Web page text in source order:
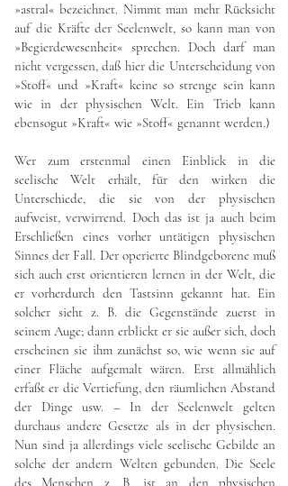
»astral« bezeichnet. Nimmt man mehr Rücksicht
auf die Kräfte der Seelenwelt, so kann man von
»Begierdewesenheit« sprechen. Doch darf man
nicht vergessen, daß hier die Unterscheidung von
»Stoff« und »Kraft« keine so strenge sein kann
wie in der physischen Welt. Ein Trieb kann
ebensogut »Kraft« wie »Stoff« genannt werden.)
Wer zum erstenmal einen Einblick in die
seelische Welt erhält, für den wirken die
Unterschiede, die sie von der physischen
aufweist, verwirrend. Doch das ist ja auch beim
Erschließen eines vorher untätigen physischen
Sinnes der Fall. Der operierte Blindgeborene muß
sich auch erst orientieren lernen in der Welt, die
er vorherdurch den Tastsinn gekannt hat. Ein
solcher sieht z. B. die Gegenstände zuerst in
seinem Auge; dann erblickt er sie außer sich, doch
erscheinen sie ihm zunächst so, wie wenn sie auf
einer Fläche aufgemalt wären. Erst allmählich
erfaßt er die Vertiefung, den räumlichen Abstand
der Dinge usw. – In der Seelenwelt gelten
durchaus andere Gesetze als in der physischen.
Nun sind ja allerdings viele seelische Gebilde an
solche der andern Welten gebunden. Die Seele
des Menschen z. B. ist an den physischen